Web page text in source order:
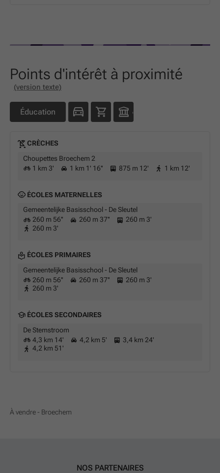
Points d'intérêt à proximité
(version texte)
Éducation
CRÈCHES
Choupettes Broechem 2
1 km 3'
1 km 1' 16'' 875 m 12' 1 km 12'
ÉCOLES MATERNELLES
Gemeentelijke Basisschool - De Sleutel
260 m 56''
260 m 37''
260 m 3'
260 m 3'
ÉCOLES PRIMAIRES
Gemeentelijke Basisschool - De Sleutel
260 m 56''
260 m 37''
260 m 3'
260 m 3'
ÉCOLES SECONDAIRES
De Stemstroom
4,3 km 14'
4,2 km 5'
3,4 km 24'
4,2 km 51'
À vendre - Broechem
NOS PARTENAIRES